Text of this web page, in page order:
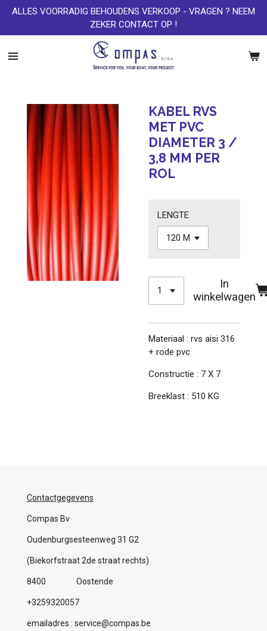
Ga
naar
de
ALLES VOORRADIG BEHOUDENS VERKOOP - VRAGEN ? NEEM
ZEKER CONTACT OP !
KABEL RVS
MET PVC
DIAMETER 3 /
3,8 MM PER
ROL
LENGTE
In
winkelwagen
Materiaal : rvs aisi 316
+ rode pvc
Constructie : 7 X 7
Breeklast : 510 KG
Contactgegevens
Compas Bv
Oudenburgsesteenweg 31 G2
(Biekorfstraat 2de straat rechts)
8400 Oostende
+3259320057
emailadres : service@compas.be